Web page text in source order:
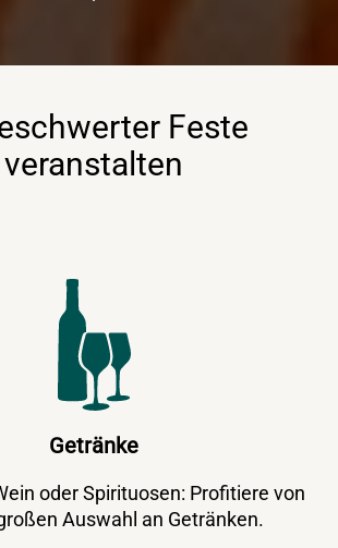
Feste
veranstalten
Getränke
oder Spirituosen: Profitiere von
Auswahl an Getränken.